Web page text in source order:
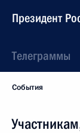
Президент
Телеграммы
События